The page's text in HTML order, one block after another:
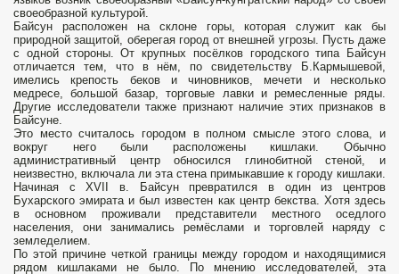
своеобразной культурой.
Байсун расположен на склоне горы, которая служит как бы
природной защитой, оберегая город от внешней угрозы. Пусть даже
с одной стороны. От крупных посёлков городского типа Байсун
отличается тем, что в нём, по свидетельству Б.Кармышевой,
имелись крепость беков и чиновников, мечети и несколько
медресе, большой базар, торговые лавки и ремесленные ряды.
Другие исследователи также признают наличие этих признаков в
Байсуне.
Это место считалось городом в полном смысле этого слова, и
вокруг него были расположены кишлаки. Обычно
административный центр обносился глинобитной стеной, и
неизвестно, включала ли эта стена примыкавшие к городу кишлаки.
Начиная с XVII в. Байсун превратился в один из центров
Бухарского эмирата и был известен как центр бекства. Хотя здесь
в основном проживали представители местного оседлого
населения, они занимались ремёслами и торговлей наряду с
земледелием.
По этой причине четкой границы между городом и находящимися
рядом кишлаками не было. По мнению исследователей, эта